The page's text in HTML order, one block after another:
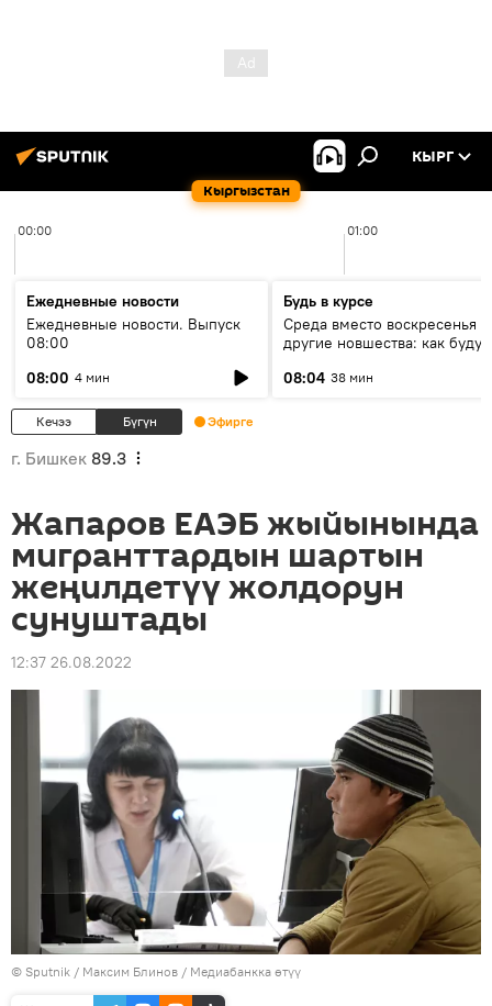
Кыргызстан
КЫРГ
00:00 01:00
Ежедневные новости
Ежедневные новости. Выпуск
08:00
08:00 4 мин
Будь в курсе
Среда вместо воскресенья и
другие новшества: как будут
08:04 38 мин
Кечээ Бүгүн Эфирге
г. Бишкек 89.3
Жапаров ЕАЭБ жыйынында
мигранттардын шартын
жеңилдетүү жолдорун
сунуштады
12:37 26.08.2022
© Sputnik / Максим Блинов / Медиабанкка өтүү